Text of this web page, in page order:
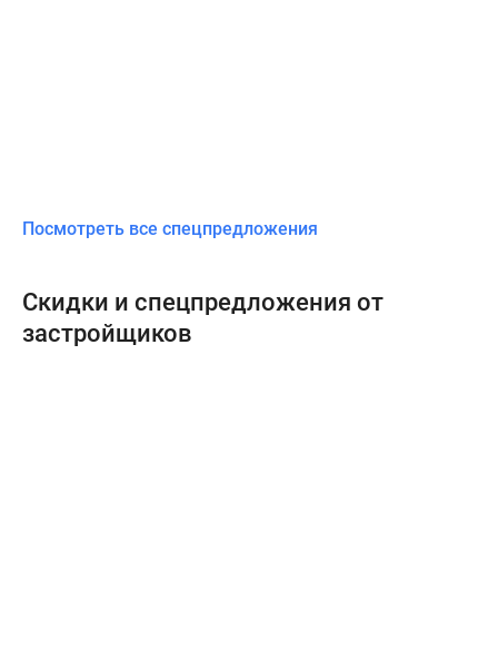
Посмотреть все спецпредложения
Скидки и спецпредложения от
застройщиков